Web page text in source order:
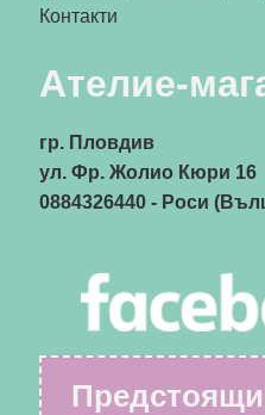
Контакти
Ателие-
гр. Пловдив
ул. Фр. Жолио Кюри 16
0884326440- Роси